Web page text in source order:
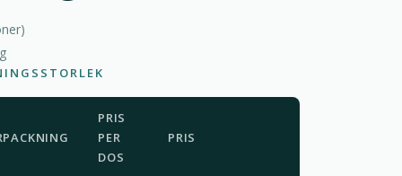
)
PRIS
PER
DOS
PRIS